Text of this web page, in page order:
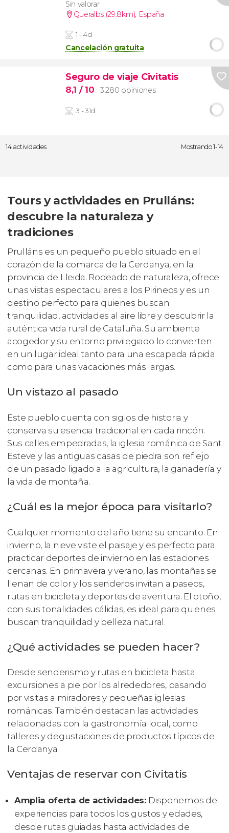
Sin valorar
Queralbs (29.8km) España
1 - 4d
Cancelación gratuita
Seguro de viaje Civitatis
8,1 / 10 3.280 opiniones
3 - 31d
14 actividades Mostrando 1-14
Tours y actividades en Prulláns:
descubre la naturaleza y
tradiciones
Prulláns es un pequeño pueblo situado en el
corazón de la comarca de la Cerdanya, en la
provincia de Lleida. Rodeado de naturaleza, ofrece
unas vistas espectaculares a los Pirineos y es un
destino perfecto para quienes buscan
tranquilidad, actividades al aire libre y descubrir la
auténtica vida rural de Cataluña. Su ambiente
acogedor y su entorno privilegiado lo convierten
en un lugar ideal tanto para una escapada rápida
como para unas vacaciones más largas.
Un vistazo al pasado
Este pueblo cuenta con siglos de historia y
conserva su esencia tradicional en cada rincón.
Sus calles empedradas, la iglesia románica de Sant
Esteve y las antiguas casas de piedra son reflejo
de un pasado ligado a la agricultura, la ganadería y
la vida de montaña.
¿Cuál es la mejor época para visitarlo?
Cualquier momento del año tiene su encanto. En
invierno, la nieve viste el paisaje y es perfecto para
practicar deportes de invierno en las estaciones
cercanas. En primavera y verano, las montañas se
llenan de color y los senderos invitan a paseos,
rutas en bicicleta y deportes de aventura. El otoño,
con sus tonalidades cálidas, es ideal para quienes
buscan tranquilidad y belleza natural.
¿Qué actividades se pueden hacer?
Desde senderismo y rutas en bicicleta hasta
excursiones a pie por los alrededores, pasando
por visitas a miradores y pequeñas iglesias
románicas. También destacan las actividades
relacionadas con la gastronomía local, como
talleres y degustaciones de productos típicos de
la Cerdanya.
Ventajas de reservar con Civitatis
Amplia oferta de actividades: Disponemos de
experiencias para todos los gustos y edades,
desde rutas guiadas hasta actividades de